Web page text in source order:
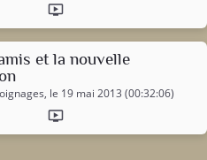
ondemand_video
et la nouvelle
, le 19 mai 2013 (00:32:06)
ondemand_video